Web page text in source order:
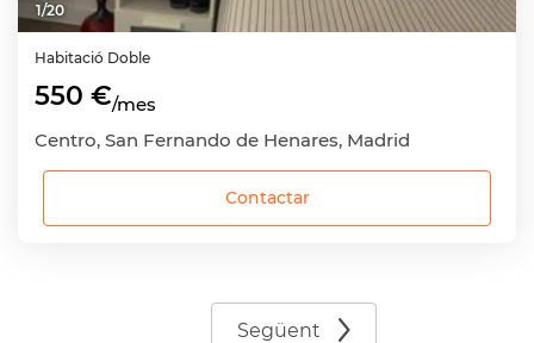
1/20
Habitació Doble
550 €/mes
Centro, San Fernando de Henares, Madrid
Contactar
Següent